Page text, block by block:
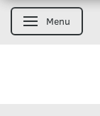
Skifte navigation
Menu